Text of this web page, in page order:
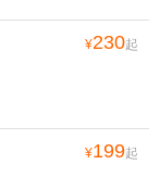
¥230起
¥199起